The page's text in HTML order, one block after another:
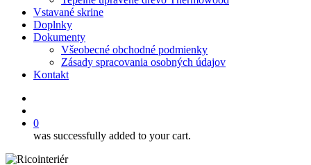
Vstavané skrine
Doplnky
Dokumenty
Všeobecné obchodné podmienky
Zásady spracovania osobných údajov
Kontakt
0
was successfully added to your cart.